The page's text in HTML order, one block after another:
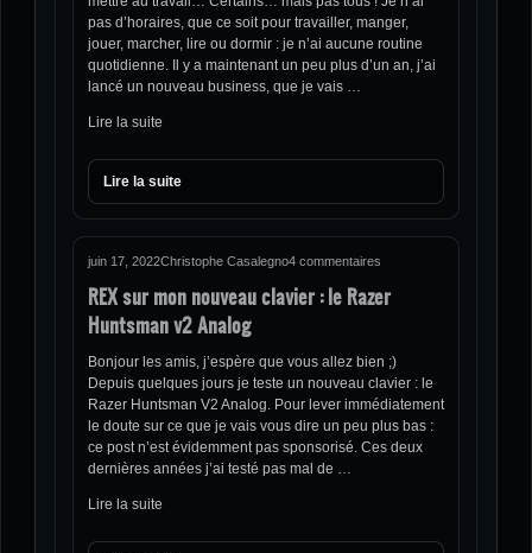
pas d’horaires, que ce soit pour travailler, manger,
jouer, marcher, lire ou dormir : je n’ai aucune routine
quotidienne. Il y a maintenant un peu plus d’un an, j’ai
lancé un nouveau business, que je vais …
Lire la suite
Lire la suite
juin 17, 2022Christophe Casalegno4 commentaires
REX sur mon nouveau clavier : le Razer
Huntsman v2 Analog
Bonjour les amis, j’espère que vous allez bien ;)
Depuis quelques jours je teste un nouveau clavier : le
Razer Huntsman V2 Analog. Pour lever immédiatement
le doute sur ce que je vais vous dire un peu plus bas :
ce post n’est évidemment pas sponsorisé. Ces deux
dernières années j’ai testé pas mal de …
Lire la suite